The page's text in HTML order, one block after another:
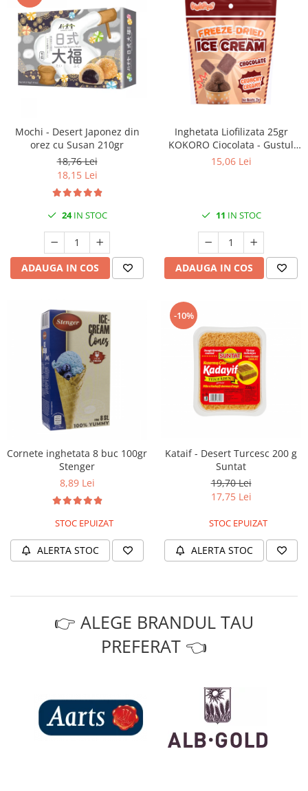
Mochi - Desert Japonez din
orez cu Susan 210gr
18,76 Lei
18,15 Lei
24IN STOC
ADAUGA IN COS
Inghetata Liofilizata 25gr
KOKORO Ciocolata - Gustul
Viitorului
15,06 Lei
11 IN STOC
ADAUGA IN COS
Cornete inghetata 8 buc 100gr
Stenger
8,89 Lei
STOC EPUIZAT
ALERTA STOC
-10%
Kataif - Desert Turcesc 200 g
Suntat
19,70 Lei
17,75 Lei
STOC EPUIZAT
ALERTA STOC
👉 ALEGE BRANDUL TAU
PREFERAT 👈